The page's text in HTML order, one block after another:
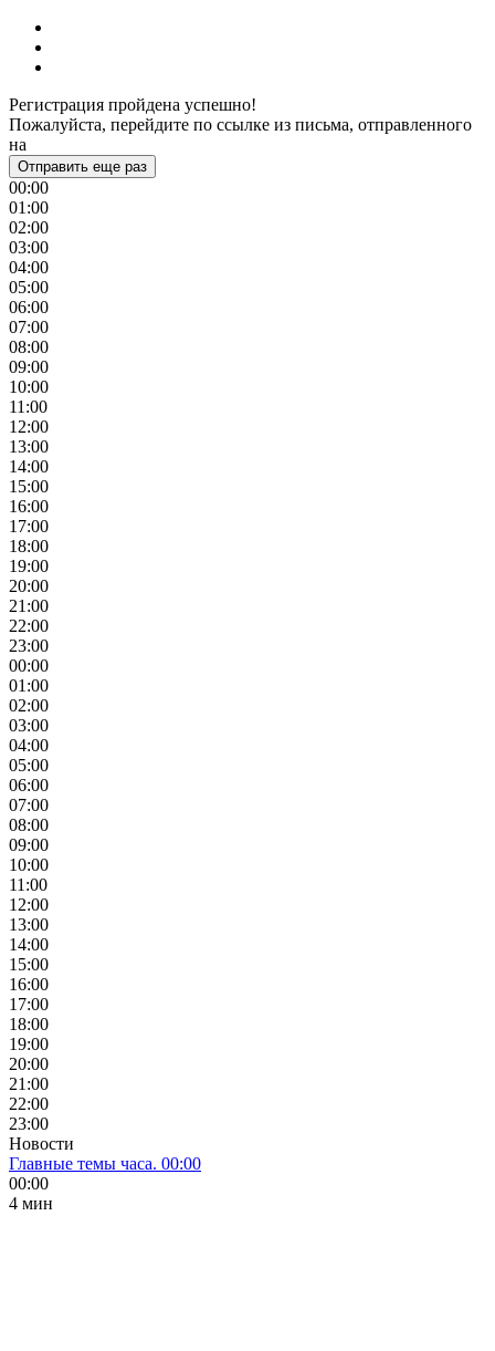
Регистрация пройдена успешно!
Пожалуйста, перейдите по ссылке из письма, отправленного
на
Отправить еще раз
00:00
01:00
02:00
03:00
04:00
05:00
06:00
07:00
08:00
09:00
10:00
11:00
12:00
13:00
14:00
15:00
16:00
17:00
18:00
19:00
20:00
21:00
22:00
23:00
00:00
01:00
02:00
03:00
04:00
05:00
06:00
07:00
08:00
09:00
10:00
11:00
12:00
13:00
14:00
15:00
16:00
17:00
18:00
19:00
20:00
21:00
22:00
23:00
Новости
Главные темы часа. 00:00
00:00
4 мин